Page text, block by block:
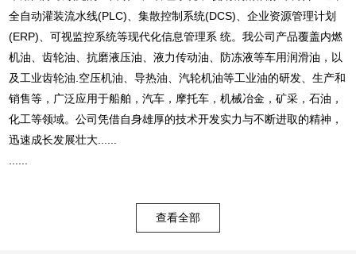
全自动灌装流水线(PLC)、集散控制系统(DCS)、企业资源管理计划
(ERP)、可视监控系统等现代化信息管理系 统。我公司产品覆盖内燃
机油、齿轮油、抗磨液压油、液力传动油、防冻液等车用润滑油，以
及工业齿轮油.空压机油、导热油、汽轮机油等工业油的研发、生产和
销售等，广泛应用于船舶，汽车，摩托车，机械冶金，矿采，石油，
化工等领域。公司凭借自身雄厚的技术开发实力与不断进取的精神，
迅速成长发展壮大......
查看全部